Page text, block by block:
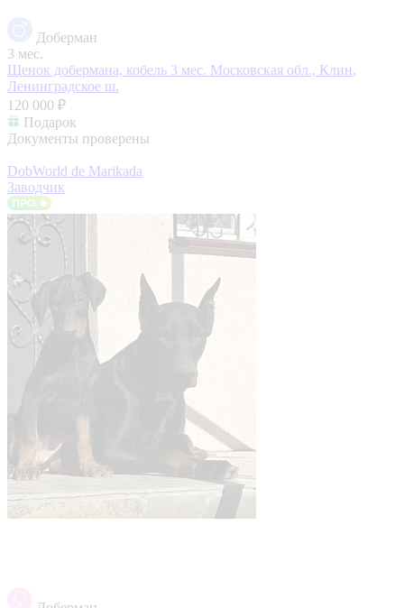
Доберман
3 мес.
Щенок добермана, кобель 3 мес. Московская обл., Клин,
Ленинградское ш.
120 000 ₽
Подарок
Документы проверены
DobWorld de Marikada
Заводчик